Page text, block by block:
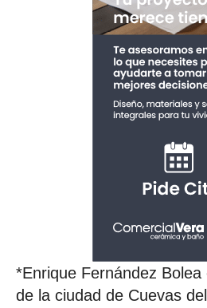
*Enrique Fernández Bolea
de la ciudad de Cuevas